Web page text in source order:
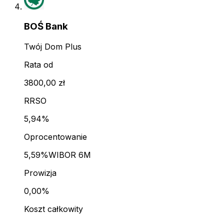
BOŚ Bank
Twój Dom Plus
Rata od
3800,00 zł
RRSO
5,94%
Oprocentowanie
5,59%WIBOR 6M
Prowizja
0,00%
Koszt całkowity